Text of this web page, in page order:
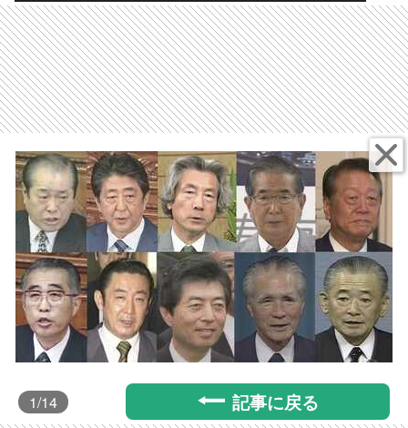
位は天才小泉と実績安倍を抑えてあの人だっ
た
1/14 記事に戻る